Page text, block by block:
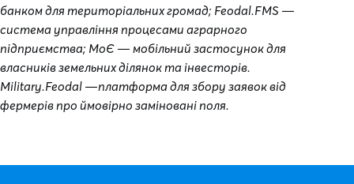
банком для територіальних громад; Feodal.FMS —
система управління процесами аграрного
підприємства; МоЄ — мобільний застосунок для
власників земельних ділянок та інвесторів.
Military.Feodal —платформа для збору заявок від
фермерів про ймовірно заміновані поля.